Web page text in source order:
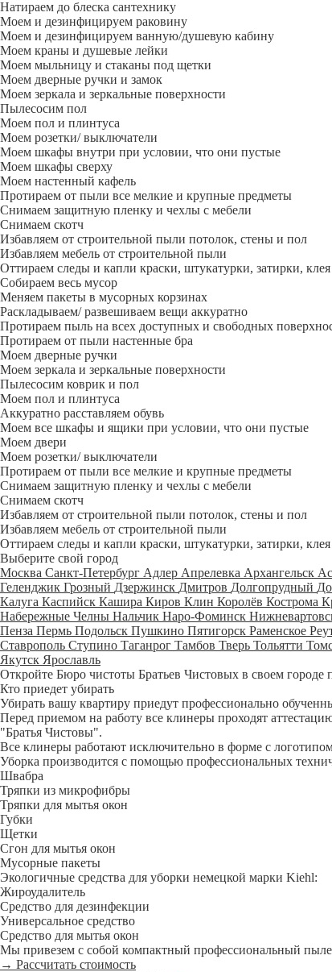
Натираем до блеска сантехнику
Моем и дезинфицируем раковину
Моем и дезинфицируем ванную/душевую кабину
Моем краны и душевые лейки
Моем мыльницу и стаканы под щетки
Моем дверные ручки и замок
Моем зеркала и зеркальные поверхности
Пылесосим пол
Моем пол и плинтуса
Моем розетки/ выключатели
Моем шкафы внутри при условии, что они пустые
Моем шкафы сверху
Моем настенный кафель
Протираем от пыли все мелкие и крупные предметы
Снимаем защитную пленку и чехлы с мебели
Снимаем скотч
Избавляем от строительной пыли потолок, стены и пол
Избавляем мебель от строительной пыли
Оттираем следы и капли краски, штукатурки, затирки,
Собираем весь мусор
Меняем пакеты в мусорных корзинах
Раскладываем/ развешиваем вещи аккуратно
Протираем пыль на всех доступных и свободных
Протираем от пыли настенные бра
Моем дверные ручки
Моем зеркала и зеркальные поверхности
Пылесосим коврик и пол
Моем пол и плинтуса
Аккуратно расставляем обувь
Моем все шкафы и ящики при условии, что они пустые
Моем двери
Моем розетки/ выключатели
Протираем от пыли все мелкие и крупные предметы
Снимаем защитную пленку и чехлы с мебели
Снимаем скотч
Избавляем от строительной пыли потолок, стены и пол
Избавляем мебель от строительной пыли
Оттираем следы и капли краски, штукатурки, затирки,
Выберите свой город
Москва Санкт-Петербург Адлер Апрелевка Архангельск
Геленджик Грозный Дзержинск Дмитров Долгопрудный
Калуга Каспийск Кашира Киров Клин Королёв Кострома
Набережные Челны Нальчик Наро-Фоминск
Пенза Пермь Подольск Пушкино Пятигорск Раменское
Ставрополь Ступино Таганрог Тамбов Тверь Тольятти
Якутск Ярославль
Откройте Бюро чистоты Братьев Чистовых в своем городе
Кто приедет убирать
Убирать вашу квартиру приедут профессионально
Перед приемом на работу все клинеры проходят
"Братья Чистовы".
Все клинеры работают исключительно в форме с
Уборка производится с помощью профессиональных
Швабра
Тряпки из микрофибры
Тряпки для мытья окон
Губки
Щетки
Сгон для мытья окон
Мусорные пакеты
Экологичные средства для уборки немецкой марки Kiehl:
Жироудалитель
Средство для дезинфекции
Универсальное средство
Средство для мытья окон
Мы привезем с собой компактный профессиональный
→ Рассчитать стоимость